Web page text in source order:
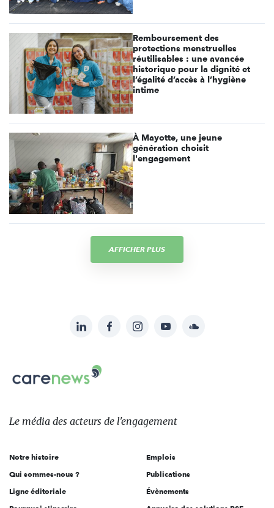
Remboursement des
protections menstruelles
réutilisables : une avancée
historique pour la dignité et
l’égalité d’accès à l’hygiène
intime
À Mayotte, une jeune
génération choisit
l'engagement
AFFICHER PLUS
sur:
LinkedInFacebookInstagramYouTubeSoundcloud
Carenews,
Le
des
l'engagement
Le média des acteurs de l'engagement
Notre histoire
Qui sommes-nous ?
Ligne éditoriale
Emplois
Publications
Évènements